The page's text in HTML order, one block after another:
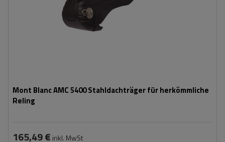
Mont Blanc AMC 5400 Stahldachträger für herkömmliche
Reling
165,49 € inkl. MwSt